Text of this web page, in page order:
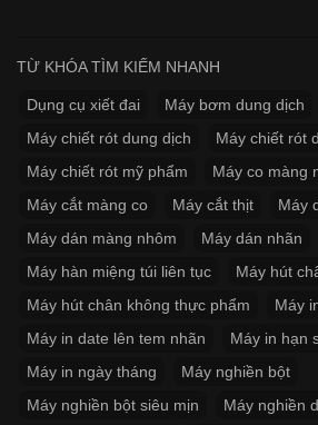
TỪ KHÓA TÌM KIẾM NHANH
Dụng cụ xiết đai Máy bơm dung dịch
Máy chiết rót dung dịch
Máy chiết rót
Máy chiết rót mỹ phẩm
Máy co màng
Máy cắt màng co
Máy cắt thịt
Máy
Máy dán màng nhôm
Máy dán nhãn
Máy hàn miệng túi liên tục
Máy hút
Máy hút chân không thực phẩm
Máy
Máy in date lên tem nhãn
Máy in hạn
Máy in ngày tháng
Máy nghiền bột
Máy nghiền bột siêu mịn
Máy nghiền